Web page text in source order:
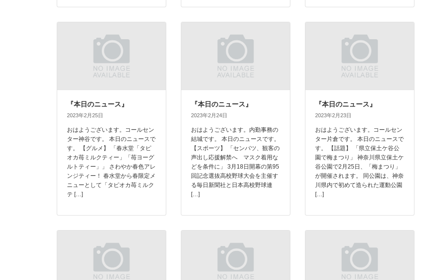
『本日のニュース』
2023年2月25日
おはようございます。コールセン
ター神谷です。 本日のニュースで
す。 【グルメ】 「春水堂「タピ
オカ苺ミルクティー」「苺ヨーグ
ルトティー」」 さわやか春色アレ
ンジティー！ 春水堂から春限定メ
ニューとして「タピオカ苺ミルク
テ […]
『本日のニュース』
2023年2月24日
おはようございます。内勤事務の
結城です。 本日のニュースです。
【スポーツ】 「センバツ、観客の
声出し応援解禁へ マスク着用な
どを条件に」 3月18日開幕の第95
回記念選抜高校野球大会を主催す
る毎日新聞社と日本高校野球連
[…]
『本日のニュース』
2023年2月23日
おはようございます。コールセン
ター片倉です。 本日のニュースで
す。 【話題】 「県立保土ケ谷公
園で梅まつり」 神奈川県立保土ケ
谷公園で2月25日、「梅まつり」
が開催されます。 同公園は、神奈
川県内で初めて造られた運動公園
[…]